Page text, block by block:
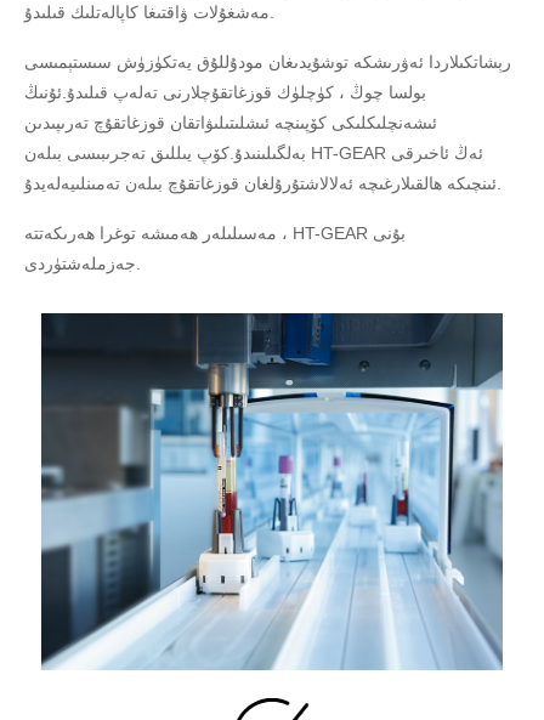
رېشاتكىلاردا ئەۋرىشكە توشۇيدىغان مودۇللۇق يەتكۈزۈش سىستېمىسى
بولسا چوڭ ، كۈچلۈك قوزغاتقۇچلارنى تەلەپ قىلىدۇ.ئۇنىڭ
ئىشەنچلىكلىكى كۆپىنچە ئىشلىتىلىۋاتقان قوزغاتقۇچ تەرىپىدىن
بەلگىلىنىدۇ.كۆپ يىللىق تەجرىبىسى بىلەن HT-GEAR ئەڭ ئاخىرقى
مەسىلىلەر ھەمىشە توغرا ھەرىكەتتە ، HT-GEAR بۇنى